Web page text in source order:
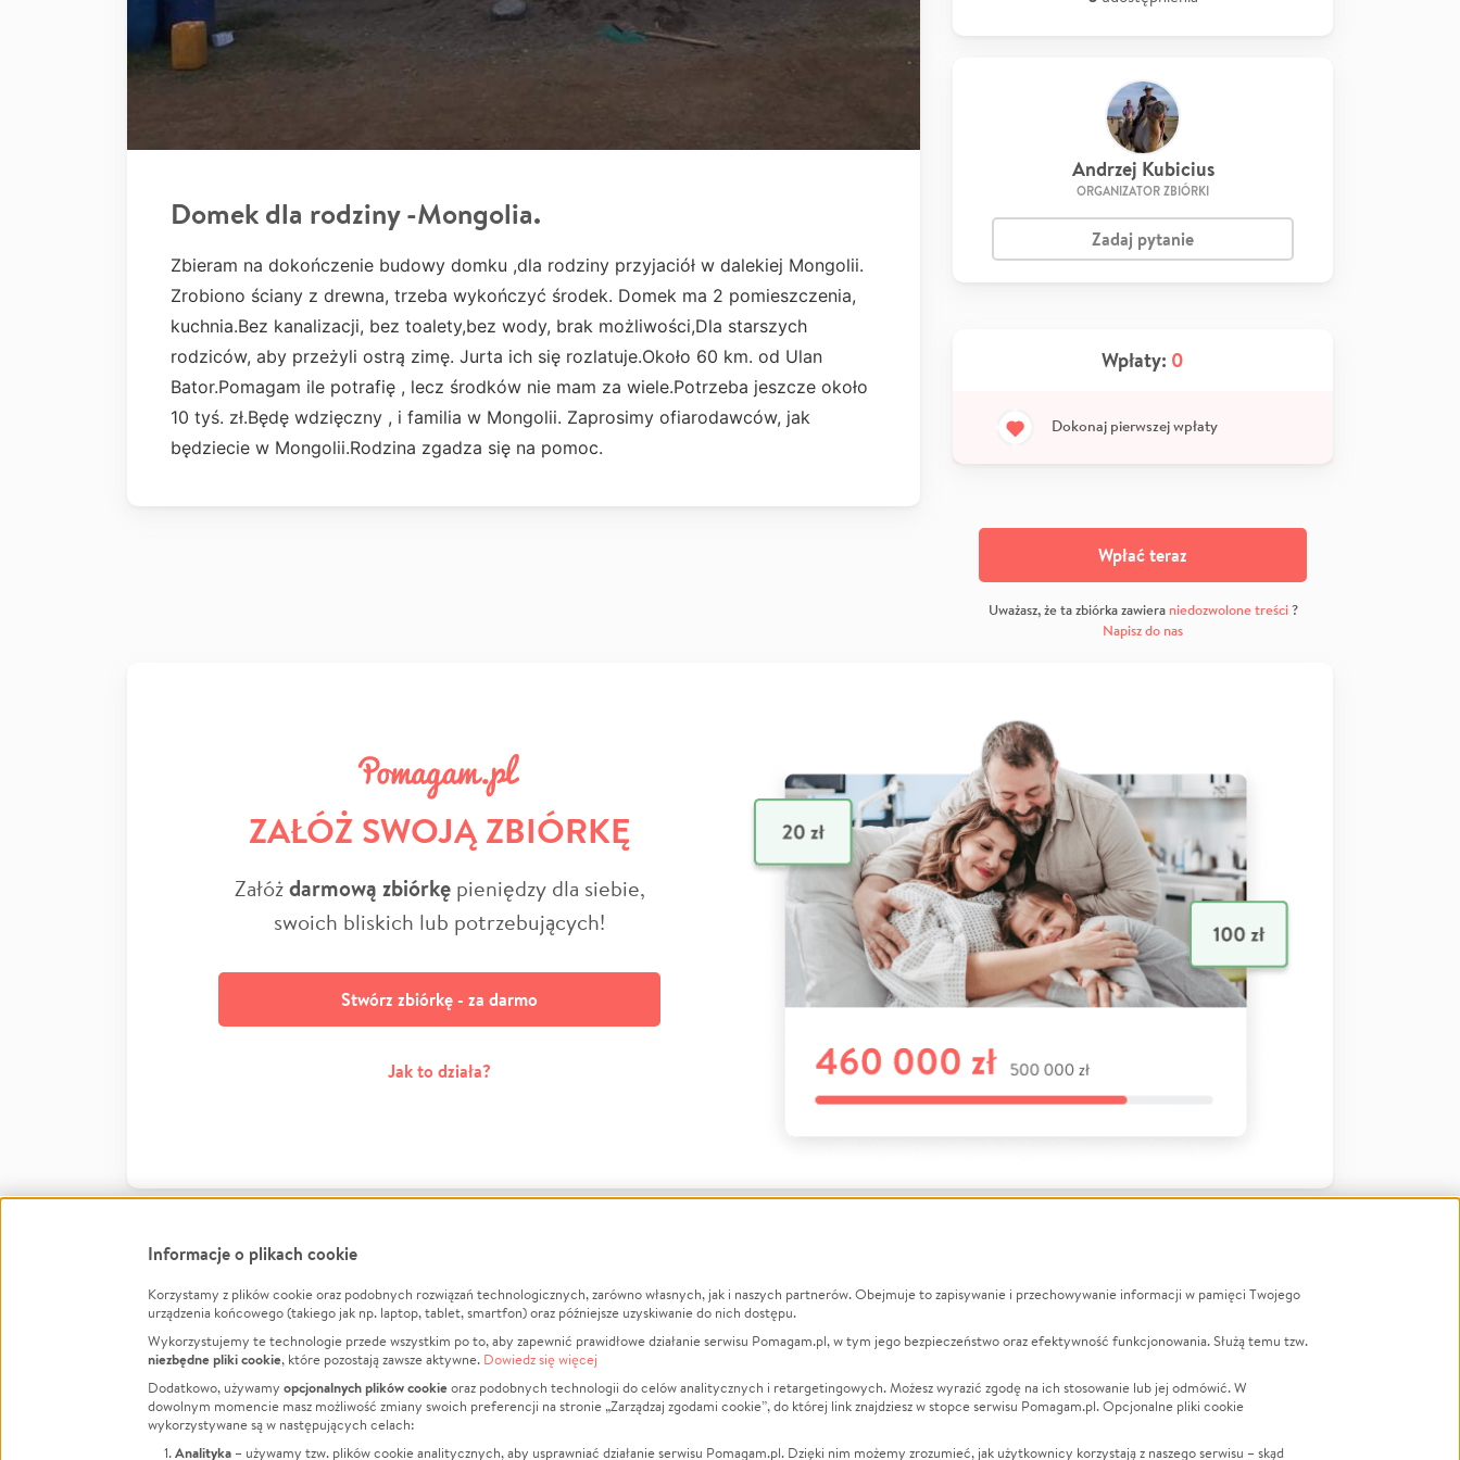
Domek dla rodziny -Mongolia.
Zbieram na dokończenie budowy domku ,dla rodziny przyjaciół w dalekiej Mongolii.
Zrobiono ściany z drewna, trzeba wykończyć środek. Domek ma 2 pomieszczenia,
kuchnia.Bez kanalizacji, bez toalety,bez wody, brak możliwości,Dla starszych
rodziców, aby przeżyli ostrą zimę. Jurta ich się rozlatuje.Około 60 km. od Ulan
Bator.Pomagam ile potrafię , lecz środków nie mam za wiele.Potrzeba jeszcze około
10 tyś. zł.Będę wdzięczny , i familia w Mongolii. Zaprosimy ofiarodawców, jak
będziecie w Mongolii.Rodzina zgadza się na pomoc.
Andrzej Kubicius
ORGANIZATOR ZBIÓRKI
Zadaj pytanie
Wpłaty: 0
Dokonaj pierwszej wpłaty
Wpłać teraz
Uważasz, że ta zbiórka zawiera niedozwolone treści?
Napisz do nas
ZAŁÓŻ SWOJĄ ZBIÓRKĘ
Załóżdarmową zbiórkępieniędzy dla siebie,
swoich bliskich lub potrzebujących!
Stwórz zbiórkę - za darmo
Jak to działa?
FacebookTwitter Instagram
LinkedInTikTok Youtube
Informacje
Jak to działa?
Regulamin
Polityka Prywatności
O nas
Opinie
Raporty
Za darmo
Zbieraj na
Leczenie
Zwierzęta
Pożar
LGBTQ+
Powódź
Wichura
Informacje o plikach cookie
Korzystamy z plików cookie oraz podobnych rozwiązań technologicznych, zarówno własnych, jak i naszych partnerów. Obejmuje to zapisywanie i przechowywanie informacji w pamięci Twojego
urządzenia końcowego (takiego jak np. laptop, tablet, smartfon) oraz późniejsze uzyskiwanie do nich dostępu.
Wykorzystujemy te technologie przede wszystkim po to, aby zapewnić prawidłowe działanie serwisu Pomagam.pl, w tym jego bezpieczeństwo oraz efektywność funkcjonowania. Służą temu tzw.
niezbędne pliki cookie, które pozostają zawsze aktywne. Dowiedz się więcej
Dodatkowo, używamy opcjonalnych plików cookieoraz podobnych technologii do celów analitycznych i retargetingowych. Możesz wyrazić zgodę na ich stosowanie lub jej odmówić. W
dowolnym momencie masz możliwość zmiany swoich preferencji na stronie „Zarządzaj zgodami cookie”, do której link znajdziesz w stopce serwisu Pomagam.pl. Opcjonalne pliki cookie
wykorzystywane są w następujących celach:
Analityka – używamy tzw. plików cookie analitycznych, aby usprawniać działanie serwisu Pomagam.pl. Dzięki nim możemy zrozumieć, jak użytkownicy korzystają z naszego serwisu – skąd